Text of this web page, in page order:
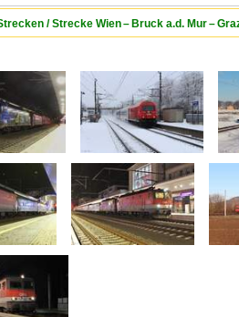
/ Strecke Wien – Bruck a.d. Mur –